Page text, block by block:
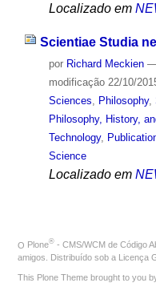
Localizado em
Scientiae Studia
por Richard Meckien
modificação22/10/
Sciences, Philosophy,
Philosophy, History,
Technology,
Science
Localizado em
O Plone® - CMS/WCM de Código
amigos. Distribuído sob a
Licença
This Plone Theme brought to you